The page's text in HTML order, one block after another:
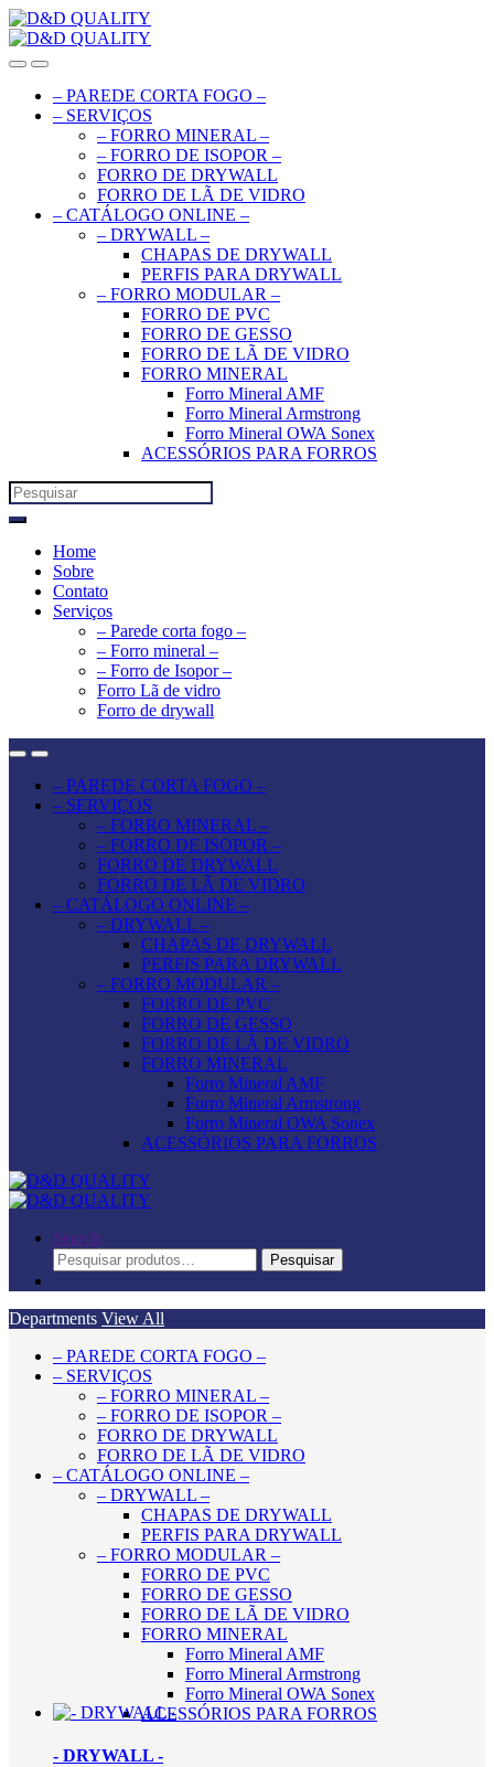
– PAREDE CORTA FOGO –
– SERVIÇOS
– FORRO MINERAL –
– FORRO DE ISOPOR –
FORRO DE DRYWALL
FORRO DE LÃ DE VIDRO
– CATÁLOGO ONLINE –
– DRYWALL –
CHAPAS DE DRYWALL
PERFIS PARA DRYWALL
– FORRO MODULAR –
FORRO DE PVC
FORRO DE GESSO
FORRO DE LÃ DE VIDRO
FORRO MINERAL
Forro Mineral AMF
Forro Mineral Armstrong
Forro Mineral OWA Sonex
ACESSÓRIOS PARA FORROS
Search
for:
Home
Sobre
Contato
Serviços
– Parede corta fogo –
– Forro mineral –
– Forro de Isopor –
Forro Lã de vidro
Forro de drywall
– PAREDE CORTA FOGO –
– SERVIÇOS
– FORRO MINERAL –
– FORRO DE ISOPOR –
FORRO DE DRYWALL
FORRO DE LÃ DE VIDRO
– CATÁLOGO ONLINE –
– DRYWALL –
CHAPAS DE DRYWALL
PERFIS PARA DRYWALL
– FORRO MODULAR –
FORRO DE PVC
FORRO DE GESSO
FORRO DE LÃ DE VIDRO
FORRO MINERAL
Forro Mineral AMF
Forro Mineral Armstrong
Forro Mineral OWA Sonex
ACESSÓRIOS PARA FORROS
Search
Pesquisar
por:
Pesquisar
Departments View All
– PAREDE CORTA FOGO –
– SERVIÇOS
– FORRO MINERAL –
– FORRO DE ISOPOR –
FORRO DE DRYWALL
FORRO DE LÃ DE VIDRO
– CATÁLOGO ONLINE –
– DRYWALL –
CHAPAS DE DRYWALL
PERFIS PARA DRYWALL
– FORRO MODULAR –
FORRO DE PVC
FORRO DE GESSO
FORRO DE LÃ DE VIDRO
FORRO MINERAL
Forro Mineral AMF
Forro Mineral Armstrong
Forro Mineral OWA Sonex
ACESSÓRIOS PARA FORROS
- DRYWALL -